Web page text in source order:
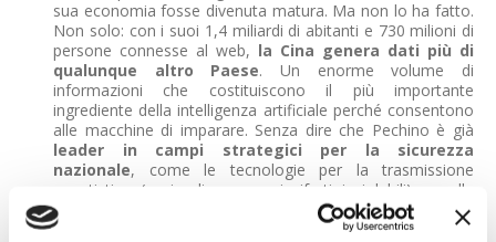
sua economia fosse divenuta matura. Ma non lo ha fatto.
Non solo: con i suoi 1,4 miliardi di abitanti e 730 milioni di
persone connesse al web, la Cina genera dati più di
qualunque altro Paese. Un enorme volume di
informazioni che costituiscono il più importante
ingrediente della intelligenza artificiale perché consentono
alle macchine di imparare. Senza dire che Pechino è già
leader in campi strategici per la sicurezza
nazionale, come le tecnologie per la trasmissione
quantistica (ossia di messaggi cifrati inviolabili) e nella
fabbricazione di droni che sono stati usati pure
dall’esercito Usa.